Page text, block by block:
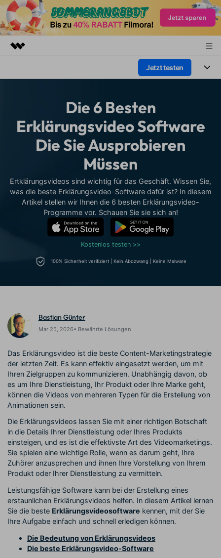
Lösungen
Presseraum
Support
Jetzt testen
Funktionen
Video/Foto
Text
Lösungen
Video-Lösungen
Video-Prompts
Über 100 heiße Video-
Prompts – schnell ähnliche
Videos erstellen
Meisterkurs
Beherrschen Sie
fortgeschrittene
Videobearbeitungsfähigkeiten
Lernen, ausdrücken und
Fähigkeiten mit Filmora
Erfahren Sie, wie Sie einen
Creator
Monetarisierungs-
Programm
Monetarisieren Sie
Ihren Einfluss mit Filmora
Freunde-werben-
Programm
An Freunde empfehlen,
Belohnungen erhalten
Hilfe-Center
Erste Schritte
Kunden-Support
Über Uns Bewertungen
Bewertungen
Kunden-Geschichten
Erfahren Sie, wie unsere
Affiliate-Programm
Suchen
Die 6 Besten
Erklärungsvideo Software
Die Sie Ausprobieren
Müssen
Ertklärungsvideos sind wichtig für das Geschäft. Wissen Sie,
was die beste Erklärungsvideo-Software dafür ist? In diesem
Artikel stellen wir Ihnen die 6 besten Erklärungsvideo-
Programme vor. Schauen Sie sie sich an!
Kostenlos testen >>
100% Sicherheit verifiziert | Kein Abozwang | Keine Malware
Bastian Günter
Mar 25, 2026• Bewährte Lösungen
Das Erklärungsvideo ist die beste Content-Marketingstrategie
der letzten Zeit. Es kann effektiv eingesetzt werden, um mit
Ihren Zielgruppen zu kommunizieren. Unabhängig davon, ob
es um Ihre Dienstleistung, Ihr Produkt oder Ihre Marke geht,
können die Videos von mehreren Typen für die Erstellung von
Animationen sein.
Die Erklärungsvideos lassen Sie mit einer richtigen Botschaft
in die Details Ihrer Dienstleistung oder Ihres Produkts
einsteigen, und es ist die effektivste Art des Videomarketings.
Sie spielen eine wichtige Rolle, wenn es darum geht, Ihre
Zuhörer anzusprechen und ihnen Ihre Vorstellung von Ihrem
Produkt oder Ihrer Dienstleistung zu vermitteln.
Leistungsfähige Software kann bei der Erstellung eines
erstaunlichen Erklärungsvideos helfen. In diesem Artikel lernen
Sie die beste Erklärungsvideosoftware kennen, mit der Sie
Ihre Aufgabe einfach und schnell erledigen können.
Die Bedeutung von Erklärungsvideos
Die beste Erklärungsvideo-Software